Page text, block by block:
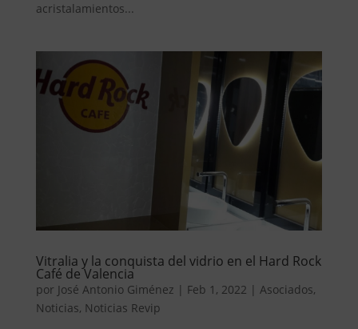
acristalamientos...
Vitralia y la conquista del vidrio en el Hard Rock
Café de Valencia
por José Antonio Giménez | Feb 1, 2022 | Asociados,
Noticias, Noticias Revip